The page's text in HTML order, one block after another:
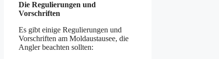
Die Regulierungen und
Vorschriften
Es gibt einige Regulierungen und
Vorschriften am Moldaustausee, die
Angler beachten sollten: